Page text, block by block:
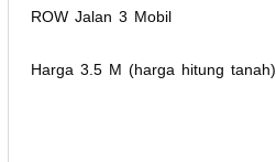
ROW Jalan 3 Mobil
Harga 3.5 M (harga hitung tanah)